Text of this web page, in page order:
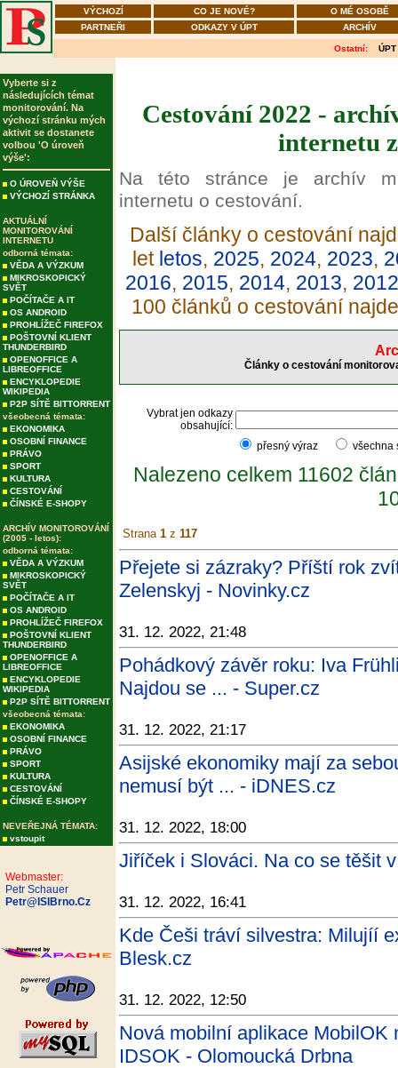
VÝCHOZÍ CO JE NOVÉ?
O MÉ OSOBĚ
PARTNEŘI
ODKAZY V ÚPT ARCHÍV
Ostatní: ÚPT
Vyberte si z
následujících témat
monitorování. Na
výchozí stránku mých
aktivit se dostanete
volbou 'O úroveň
výše':
O ÚROVEŇ VÝŠE
VÝCHOZÍ STRÁNKA
AKTUÁLNÍ
MONITOROVÁNÍ
INTERNETU
odborná témata:
VĚDA A VÝZKUM
MIKROSKOPICKÝ
SVĚT
POČÍTAČE A IT
OS ANDROID
PROHLÍŽEČ FIREFOX
POŠTOVNÍ KLIENT
THUNDERBIRD
OPENOFFICE A
LIBREOFFICE
ENCYKLOPEDIE
WIKIPEDIA
P2P SÍTĚ BITTORRENT
všeobecná témata:
EKONOMIKA
OSOBNÍ FINANCE
PRÁVO
SPORT
KULTURA
CESTOVÁNÍ
ČÍNSKÉ E-SHOPY
ARCHÍV MONITOROVÁNÍ
(2005 - letos):
odborná témata:
VĚDA A VÝZKUM
MIKROSKOPICKÝ
SVĚT
POČÍTAČE A IT
OS ANDROID
PROHLÍŽEČ FIREFOX
POŠTOVNÍ KLIENT
THUNDERBIRD
OPENOFFICE A
LIBREOFFICE
ENCYKLOPEDIE
WIKIPEDIA
P2P SÍTĚ BITTORRENT
všeobecná témata:
EKONOMIKA
OSOBNÍ FINANCE
PRÁVO
SPORT
KULTURA
CESTOVÁNÍ
ČÍNSKÉ E-SHOPY
NEVEŘEJNÁ TÉMATA:
vstoupit
Webmaster:
Petr Schauer
Petr@ISIBrno.Cz
Cestování 2022 -
internetu
Na této stránce je archív
internetu o cestování.
Další články o cestování
let letos, 2025, 2024, 2023,
2016, 2015, 2014, 2013, 2012
100 článků o cestování
Články o cestování
Vybrat jen odkazy
obsahující:
přesný výraz
Nalezeno celkem 11602
Strana 1 z 117
Přejete si zázraky? Příští rok
Zelenskyj - Novinky.cz
31. 12. 2022, 21:48
Pohádkový závěr roku: Iva
Najdou se ... - Super.cz
31. 12. 2022, 21:17
Asijské ekonomiky mají za
nemusí být ... - iDNES.cz
31. 12. 2022, 18:00
Jiříček i Slováci. Na co se těšit
31. 12. 2022, 16:41
Kde Češi tráví silvestra: Milujíí
Blesk.cz
31. 12. 2022, 12:50
Nová mobilní aplikace
IDSOK - Olomoucká Drbna